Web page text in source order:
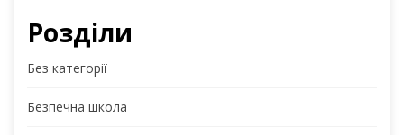
Розділи
Без категорії
Безпечна школа